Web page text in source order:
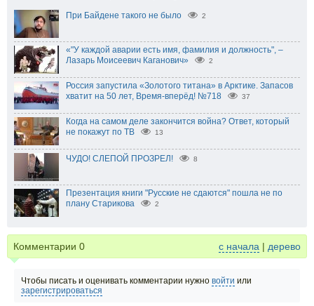
При Байдене такого не было 2
«"У каждой аварии есть имя, фамилия и должность", –
Лазарь Моисеевич Каганович»
2
Россия запустила «Золотого титана» в Арктике. Запасов
хватит на 50 лет, Время-вперёд! №718
37
Когда на самом деле закончится война? Ответ, который
не покажут по ТВ
13
ЧУДО! СЛЕПОЙ ПРОЗРЕЛ! 8
Презентация книги "Русские не сдаются" пошла не по
плану Старикова
2
Комментарии 0 с начала | дерево
Чтобы писать и оценивать комментарии нужно войти или
зарегистрироваться